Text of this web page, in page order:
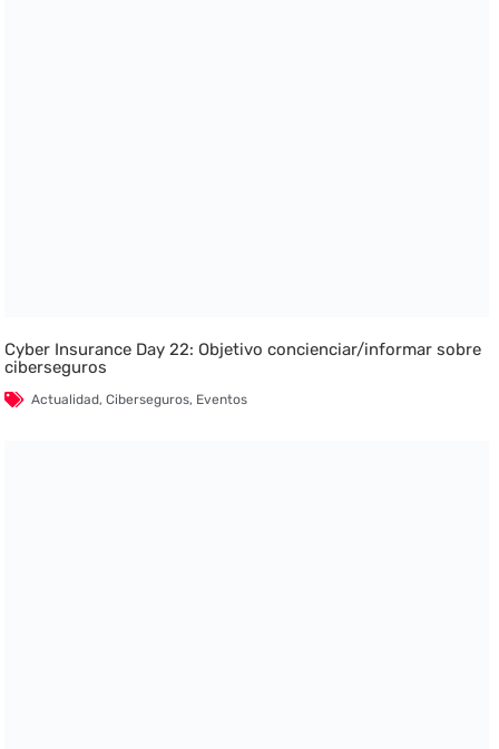
Cyber Insurance Day 22: Objetivo concienciar/informar sobre
ciberseguros
Actualidad,Ciberseguros, Eventos